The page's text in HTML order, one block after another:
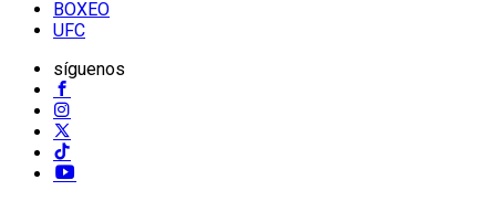
BOXEO
UFC
síguenos